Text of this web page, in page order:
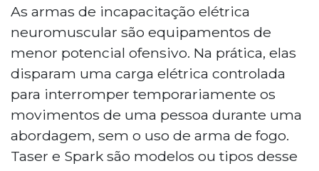
Município Mais Seguro, do Ministério da
Justiça, garantindo R$ 2,4 milhões em
equipamentos para a Guarda Civil
Metropolitana, com 1.400 integrantes. A
corporação receberá 540 tasers,
espargidores, 1.200 dispositivos
individuais, viaturas, base móvel e drones.
O município é o segundo contemplado
no Centro-Oeste e o único do Mato
Grosso do Sul entre cerca de 1.400
As armas de incapacitação elétrica
neuromuscular são equipamentos de
menor potencial ofensivo. Na prática, elas
disparam uma carga elétrica controlada
para interromper temporariamente os
movimentos de uma pessoa durante uma
abordagem, sem o uso de arma de fogo.
Taser e Spark são modelos ou tipos desse